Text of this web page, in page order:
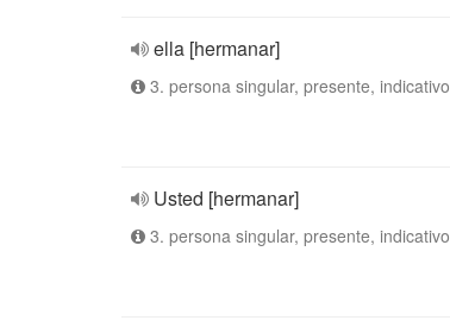
ella [hermanar]
3. persona singular, presente, indicativo
Usted [hermanar]
3. persona singular, presente, indicativo